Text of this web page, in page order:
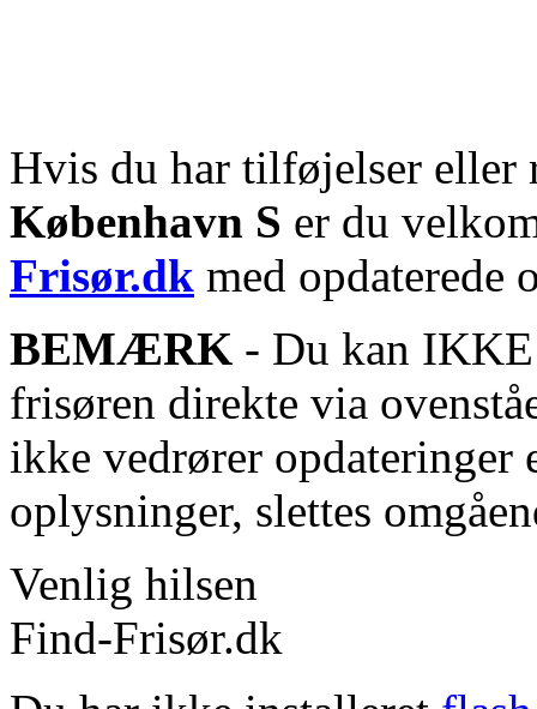
Hvis du har tilføjelser eller
København S er du
Frisør.dk med opdaterede
BEMÆRK - Du kan IKKE
frisøren direkte via
ikke vedrører opdateringer
oplysninger, slettes
Venlig hilsen
Find-Frisør.dk